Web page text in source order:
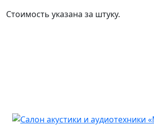
Стоимость указана за штуку.